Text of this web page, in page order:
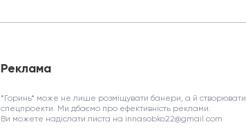
Реклама
*Горинь* може не лише розміщувати банери, а й створювати
спецпроекти. Ми дбаємо про ефективність реклами.
Ви можете надіслати листа на innasobko22@gmail.com